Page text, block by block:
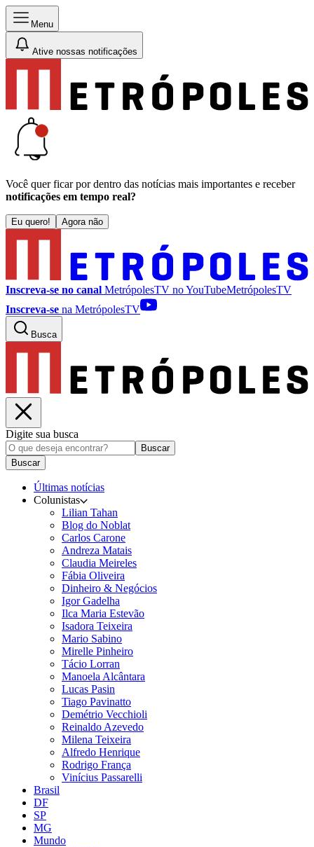
Menu
Ative nossas notificações
Você quer ficar por dentro das notícias mais importantes e receber
notificações em tempo real?
Eu quero! Agora não
Inscreva-se no canal MetrópolesTV noYouTubeMetrópolesTV
Inscreva-se na MetrópolesTV
Busca
Digite sua busca
Buscar
Buscar
Últimas notícias
Colunistas
Lilian Tahan
Blog do Noblat
Carlos Carone
Andreza Matais
Claudia Meireles
Fábia Oliveira
Dinheiro & Negócios
Igor Gadelha
Ilca Maria Estevão
Isadora Teixeira
Mario Sabino
Mirelle Pinheiro
Tácio Lorran
Manoela Alcântara
Lucas Pasin
Tiago Pavinatto
Demétrio Vecchioli
Reinaldo Azevedo
Milena Teixeira
Alfredo Henrique
Rodrigo França
Vinícius Passarelli
Brasil
DF
SP
MG
Mundo